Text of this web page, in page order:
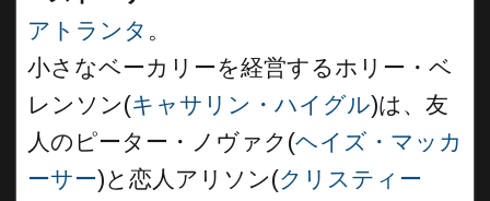
アトランタ 。
小さなベーカリーを経営するホリー・ベ
レンソン(キャサリン・ハイグル)は、友
人のピーター・ノヴァク(ヘイズ・マッカ
ーサー)と恋人アリソン(クリスティー